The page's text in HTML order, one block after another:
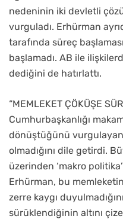
nedeninin iki devletli
vurguladı. Erhürman
tarafında süreç
başlamadı. AB ile
dediğini de hatırlattı.
“MEMLEKET ÇÖKÜŞE
Cumhurbaşkanlığı
dönüştüğünü
olmadığını dile getirdi.
üzerinden ‘makro
Erhürman, bu
zerre kaygı
sürüklendiğinin altını